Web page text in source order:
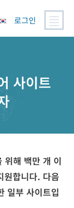
로그인
사이트
위해 백만 개 이
원합니다. 다음
일부 사이트입